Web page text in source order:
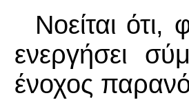
Νοείται
ενεργήσει
ένοχος